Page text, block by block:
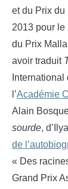
et du Prix
2013 pour le
du Prix
avoir traduit
l’Académie
Alain
sourde,
de
« Des
Grand Prix